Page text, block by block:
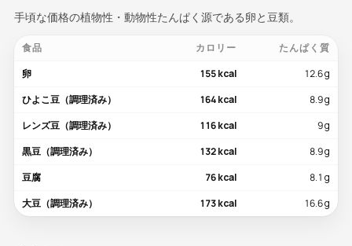
手頃な価格の植物性・動物性たんぱく源である卵と豆類。
食品 カロリー
たんぱく質
卵
155 kcal
12.6 g
ひよこ豆（調理済み）
164 kcal
8.9 g
レンズ豆（調理済み）
116 kcal
9 g
黒豆（調理済み）
132 kcal
8.9 g
豆腐
76 kcal
8.1 g
大豆（調理済み）
173 kcal 16.6 g